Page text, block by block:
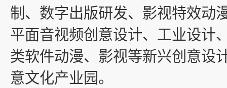
制、数字出版研发、影视特效动
平面音视频创意设计、工业设计
类软件动漫、影视等新兴创意设
意文化产业园。